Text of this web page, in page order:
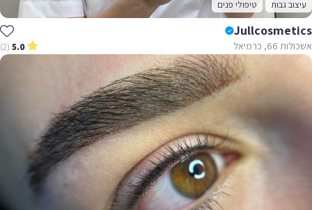
עיצוב גבות טיפולי פנים
Jullcosmetics
אשכולות 66, כרמיאל 5.0
(2)